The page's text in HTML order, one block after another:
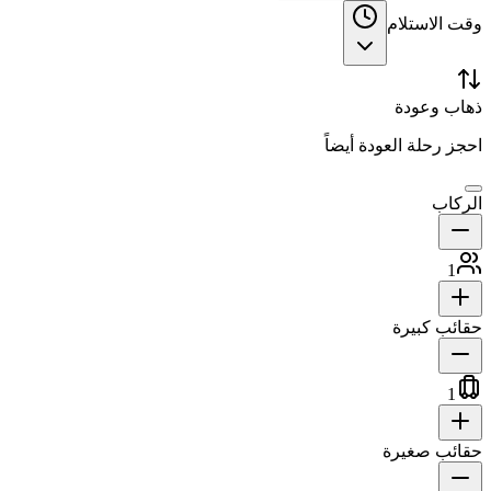
وقت الاستلام
ذهاب وعودة
احجز رحلة العودة أيضاً
الركاب
1
حقائب كبيرة
1
حقائب صغيرة